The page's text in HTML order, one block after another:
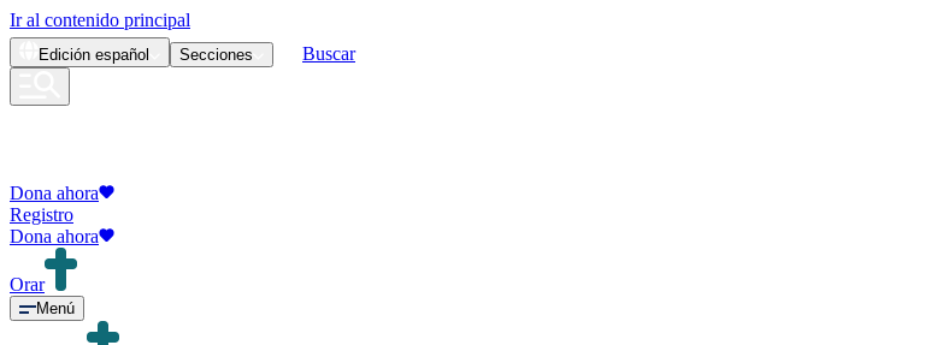
Ir al contenido principal
Edición español Secciones Buscar
Dona ahora
Registro
Dona ahora
Orar
Menú